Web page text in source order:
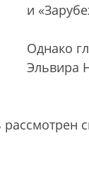
и
Однако
Эльвира